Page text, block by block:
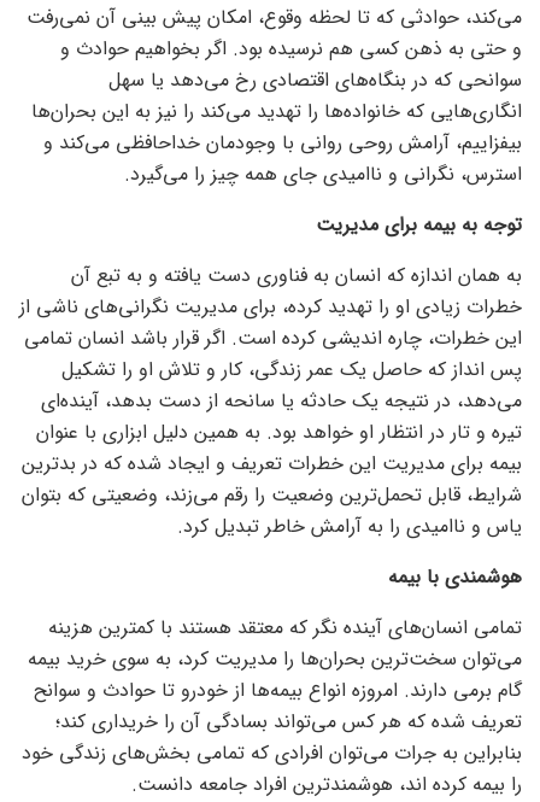
می‌کند، حوادثی که تا لحظه وقوع، امکان پیش بینی آن نمی‌رفت
و حتی به ذهن کسی هم نرسیده بود. اگر بخواهیم حوادث و
سوانحی که در بنگاه‌های اقتصادی رخ می‌دهد یا سهل
انگاری‌هایی که خانواده‌ها را تهدید می‌کند را نیز به این بحران‌ها
بیفزاییم، آرامش روحی روانی با وجودمان خداحافظی می‌کند و
استرس، نگرانی و ناامیدی جای همه چیز را می‌گیرد.
توجه به بیمه برای مدیریت
به همان اندازه که انسان به فناوری دست یافته و به تبع آن
خطرات زیادی او را تهدید کرده، برای مدیریت نگرانی‌های ناشی از
این خطرات، چاره اندیشی کرده است. اگر قرار باشد انسان تمامی
پس انداز که حاصل یک عمر زندگی، کار و تلاش او را تشکیل
می‌دهد، در نتیجه یک حادثه یا سانحه از دست بدهد، آینده‌ای
تیره و تار در انتظار او خواهد بود. به همین دلیل ابزاری با عنوان
بیمه برای مدیریت این خطرات تعریف و ایجاد شده که در بدترین
شرایط، قابل تحمل‌ترین وضعیت را رقم می‌زند، وضعیتی که بتوان
یاس و ناامیدی را به آرامش خاطر تبدیل کرد.
هوشمندی با بیمه
تمامی انسان‌های آینده نگر که معتقد هستند با کمترین هزینه
می‌توان سخت‌ترین بحران‌ها را مدیریت کرد، به سوی خرید بیمه
گام برمی دارند. امروزه انواع بیمه‌ها از خودرو تا حوادث و سوانح
تعریف شده که هر کس می‌تواند بسادگی آن را خریداری کند؛
بنابراین به جرات می‌توان افرادی که تمامی بخش‌های زندگی خود
را بیمه کرده اند، هوشمندترین افراد جامعه دانست.